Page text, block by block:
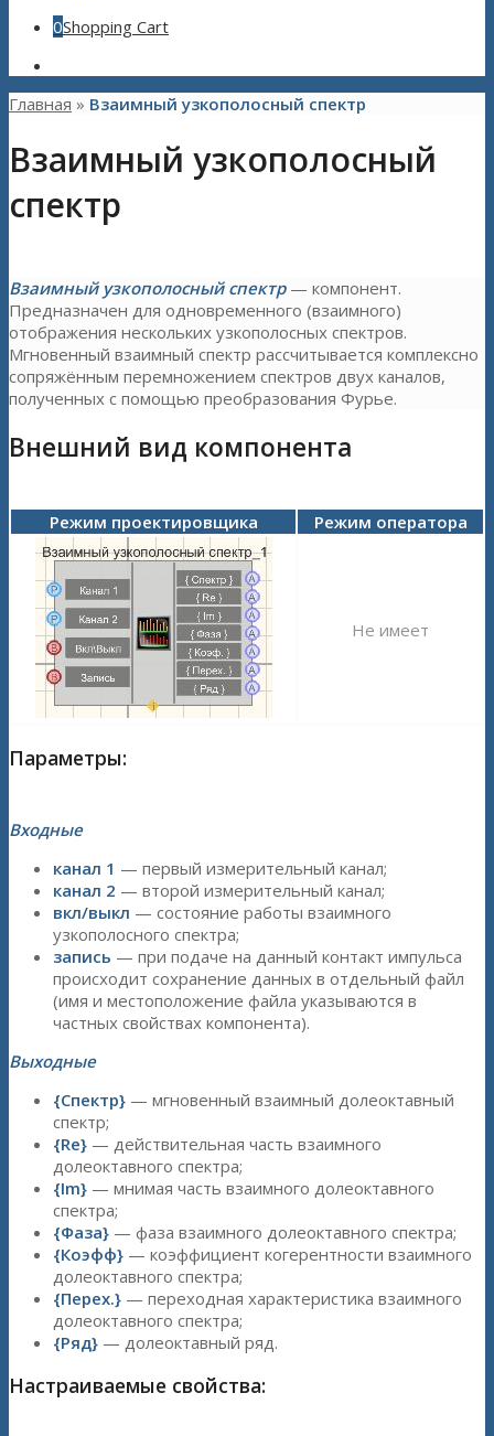
0Shopping Cart
Главная » Взаимный узкополосный спектр
Взаимный узкополосный
спектр
Взаимный узкополосный спектр— компонент.
Предназначен для одновременного (взаимного)
отображения нескольких узкополосных спектров.
Мгновенный взаимный спектр рассчитывается комплексно
сопряжённым перемножением спектров двух каналов,
полученных с помощью преобразования Фурье.
Внешний вид компонента
Режим проектировщика Режим оператора
Не имеет
Параметры:
Входные
канал 1 — первый измерительный канал;
канал 2 — второй измерительный канал;
вкл/выкл — состояние работы взаимного
узкополосного спектра;
запись — при подаче на данный контакт импульса
происходит сохранение данных в отдельный файл
(имя и местоположение файла указываются в
частных свойствах компонента).
Выходные
{Спектр} — мгновенный взаимный долеоктавный
спектр;
{Re} — действительная часть взаимного
долеоктавного спектра;
{Im} — мнимая часть взаимного долеоктавного
спектра;
{Фаза} — фаза взаимного долеоктавного спектра;
{Коэфф} — коэффициент когерентности взаимного
долеоктавного спектра;
{Перех.} — переходная характеристика взаимного
долеоктавного спектра;
{Ряд} — долеоктавный ряд.
Настраиваемые свойства: